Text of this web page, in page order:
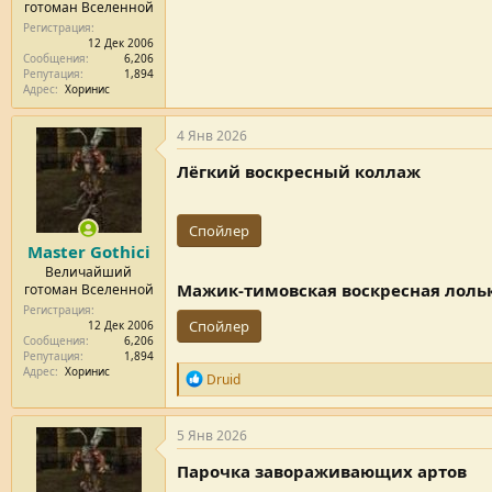
готоман Вселенной
Регистрация
12 Дек 2006
Сообщения
6,206
Репутация
1,894
Адрес
Хоринис
Master Gothici
Величайший
готоман Вселенной
Регистрация
12 Дек 2006
Сообщения
6,206
Репутация
1,894
Адрес
Хоринис
4 Янв 2026
Лёгкий воскресный коллаж
Спойлер
Мажик-тимовская воскресная
Спойлер
Р
е
п
у
т
а
ц
Druid
5 Янв 2026
Парочка завораживающих артов